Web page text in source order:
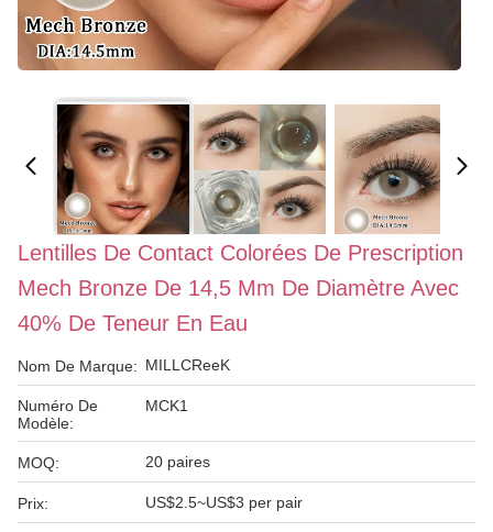
Lentilles De Contact Colorées De Prescription
Mech Bronze De 14,5 Mm De Diamètre Avec
40% De Teneur En Eau
Nom De Marque: MILLCReeK
Numéro De
Modèle:
MCK1
MOQ: 20 paires
Prix: US$2.5~US$3 per pair